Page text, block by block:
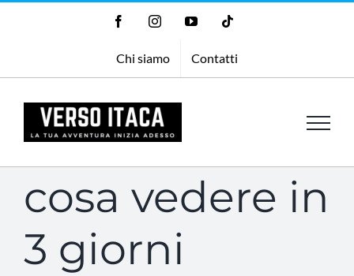
FacebookInstagramYouTube
Chi siamo Contatti
cosa vedere in
3 giorni